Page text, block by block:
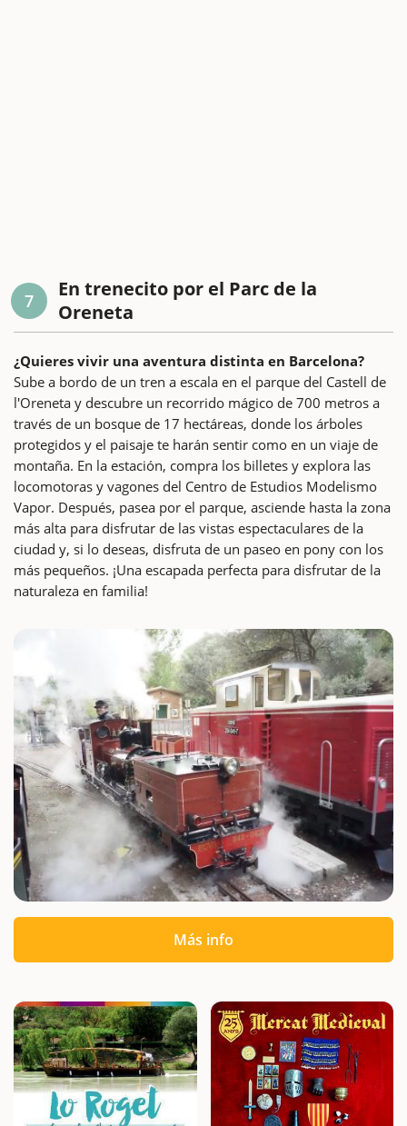
7
En trenecito por el Parc de la
Oreneta
¿Quieres vivir una aventura distinta en Barcelona?
Sube a bordo de un tren a escala en el parque del Castell de
l'Oreneta y descubre un recorrido mágico de 700 metros a
través de un bosque de 17 hectáreas, donde los árboles
protegidos y el paisaje te harán sentir como en un viaje de
montaña. En la estación, compra los billetes y explora las
locomotoras y vagones del Centro de Estudios Modelismo
Vapor. Después, pasea por el parque, asciende hasta la zona
más alta para disfrutar de las vistas espectaculares de la
ciudad y, si lo deseas, disfruta de un paseo en pony con los
más pequeños. ¡Una escapada perfecta para disfrutar de la
naturaleza en familia!
Más info